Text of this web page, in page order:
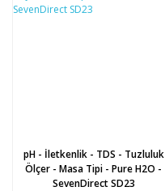
pH - İletkenlik - TDS - Tuzluluk
Ölçer - Masa Tipi - Pure H2O -
SevenDirect SD23